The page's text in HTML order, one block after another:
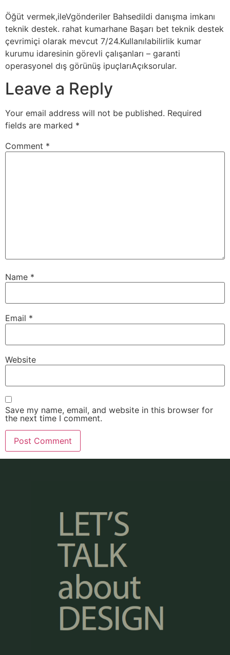
Öğüt vermek,ileVgönderiler Bahsedildi danışma imkanı
teknik destek. rahat kumarhane Başarı bet teknik destek
çevrimiçi olarak mevcut 7/24.Kullanılabilirlik kumar
kurumu idaresinin görevli çalışanları – garanti
operasyonel dış görünüş ipuçlarıAçıksorular.
Leave a Reply
Your email address will not be published. Required
fields are marked *
Comment *
Name *
Email *
Website
Save my name, email, and website in this browser for
the next time I comment.